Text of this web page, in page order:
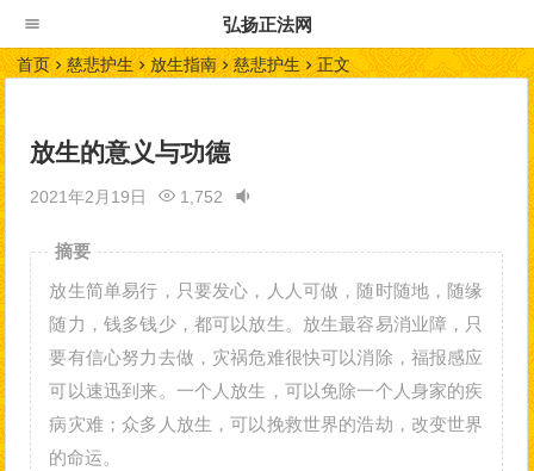
弘扬正法网
首页 慈悲护生 放生指南 慈悲护生 正文
放生的意义与功德
2021年2月19日 1,752
摘要
放生简单易行，只要发心，人人可做，随时随地，随缘
随力，钱多钱少，都可以放生。放生最容易消业障，只
要有信心努力去做，灾祸危难很快可以消除，福报感应
可以速迅到来。一个人放生，可以免除一个人身家的疾
病灾难；众多人放生，可以挽救世界的浩劫，改变世界
的命运。